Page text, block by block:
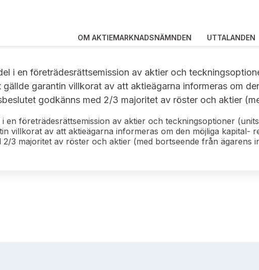
OM AKTIEMARKNADSNÄMNDEN UTTALANDEN
i en företrädesrättsemission av aktier och
garantin villkorat av att aktieägarna informeras om
godkänns med 2/3 majoritet av röster och aktier
en företrädesrättsemission av aktier och teckningsoptioner
villkorat av att aktieägarna informeras om den möjliga kapital-
2/3 majoritet av röster och aktier (med bortseende från ägarens